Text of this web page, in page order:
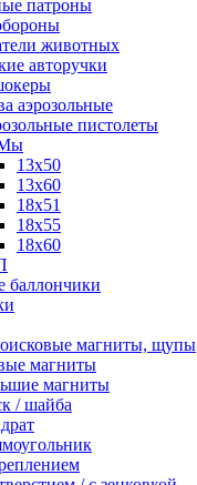
патроны
животных
авторучки
аэрозольные
пистолеты
13х50
13х60
18х51
18х55
18х60
баллончики
магниты, щупы
магниты
магниты
/ шайба